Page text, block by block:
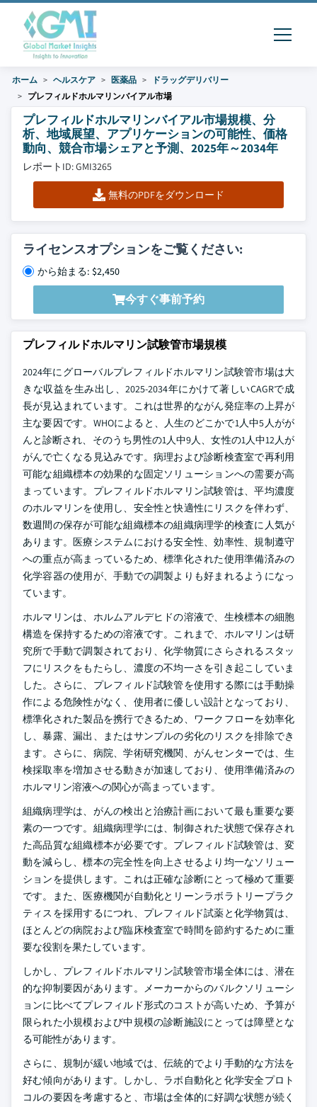
ホーム ヘルスケア 医薬品
ドラッグデリバリー
プレフィルドホルマリンバイアル市場
プレフィルドホルマリンバイアル市場規模、分
析、地域展望、アプリケーションの可能性、価格
動向、競合市場シェアと予測、2025年～2034年
レポートID: GMI3265
無料のPDFをダウンロード
ライセンスオプションをご覧ください:
から始まる: $2,450
今すぐ事前予約
プレフィルドホルマリン試験管市場規模
2024年にグローバルプレフィルドホルマリン試験管市場は大
きな収益を生み出し、2025-2034年にかけて著しいCAGRで成
長が見込まれています。これは世界的ながん発症率の上昇が
主な要因です。WHOによると、人生のどこかで1人中5人がが
んと診断され、そのうち男性の1人中9人、女性の1人中12人が
がんで亡くなる見込みです。病理および診断検査室で再利用
可能な組織標本の効果的な固定ソリューションへの需要が高
まっています。プレフィルドホルマリン試験管は、平均濃度
のホルマリンを使用し、安全性と快適性にリスクを伴わず、
数週間の保存が可能な組織標本の組織病理学的検査に人気が
あります。医療システムにおける安全性、効率性、規制遵守
への重点が高まっているため、標準化された使用準備済みの
化学容器の使用が、手動での調製よりも好まれるようになっ
ています。
ホルマリンは、ホルムアルデヒドの溶液で、生検標本の細胞
構造を保持するための溶液です。これまで、ホルマリンは研
究所で手動で調製されており、化学物質にさらされるスタッ
フにリスクをもたらし、濃度の不均一さを引き起こしていま
した。さらに、プレフィルド試験管を使用する際には手動操
作による危険性がなく、使用者に優しい設計となっており、
標準化された製品を携行できるため、ワークフローを効率化
し、暴露、漏出、またはサンプルの劣化のリスクを排除でき
ます。さらに、病院、学術研究機関、がんセンターでは、生
検採取率を増加させる動きが加速しており、使用準備済みの
ホルマリン溶液への関心が高まっています。
組織病理学は、がんの検出と治療計画において最も重要な要
素の一つです。組織病理学には、制御された状態で保存され
た高品質な組織標本が必要です。プレフィルド試験管は、変
動を減らし、標本の完全性を向上させるより均一なソリュー
ションを提供します。これは正確な診断にとって極めて重要
です。また、医療機関が自動化とリーンラボラトリープラク
ティスを採用するにつれ、プレフィルド試薬と化学物質は、
ほとんどの病院および臨床検査室で時間を節約するために重
要な役割を果たしています。
しかし、プレフィルドホルマリン試験管市場全体には、潜在
的な抑制要因があります。メーカーからのバルクソリューシ
ョンに比べてプレフィルド形式のコストが高いため、予算が
限られた小規模および中規模の診断施設にとっては障壁とな
る可能性があります。
さらに、規制が緩い地域では、伝統的でより手動的な方法を
好む傾向があります。しかし、ラボ自動化と化学安全プロト
コルの要因を考慮すると、市場は全体的に好調な状態が続く